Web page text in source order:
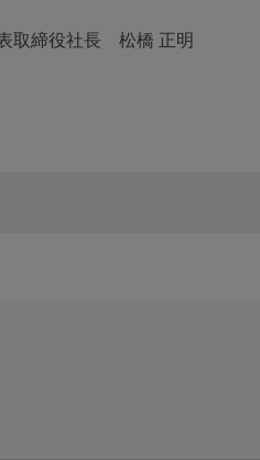
取締役社長 松橋 正明